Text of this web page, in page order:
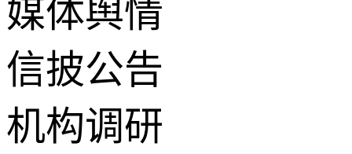
媒体舆情
信披公告
机构调研